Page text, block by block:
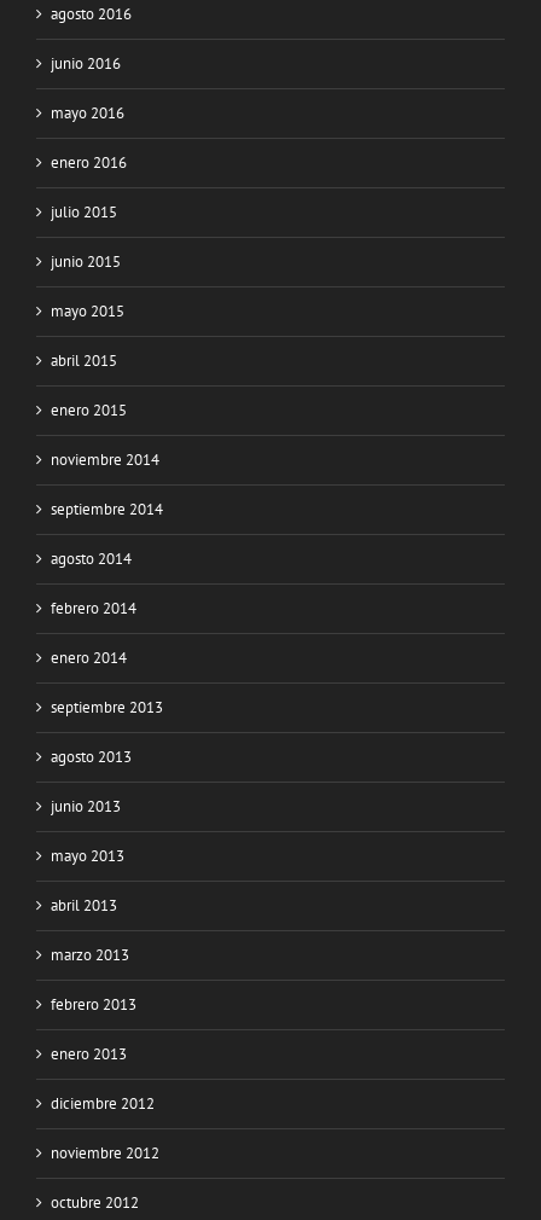
agosto 2016
junio 2016
mayo 2016
enero 2016
julio 2015
junio 2015
mayo 2015
abril 2015
enero 2015
noviembre 2014
septiembre 2014
agosto 2014
febrero 2014
enero 2014
septiembre 2013
agosto 2013
junio 2013
mayo 2013
abril 2013
marzo 2013
febrero 2013
enero 2013
diciembre 2012
noviembre 2012
octubre 2012